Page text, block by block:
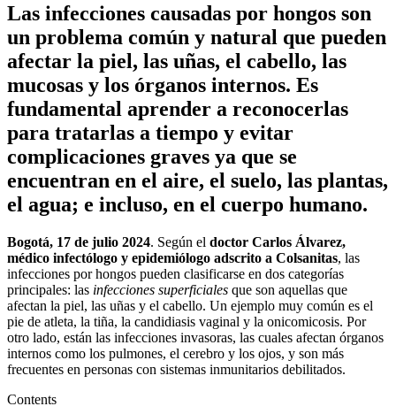
Las infecciones causadas por hongos son
un problema común y natural que pueden
afectar la piel, las uñas, el cabello, las
mucosas y los órganos internos. Es
fundamental aprender a reconocerlas
para tratarlas a tiempo y evitar
complicaciones graves ya que se
encuentran en el aire, el suelo, las plantas,
el agua; e incluso, en el cuerpo humano.
Bogotá, 17 de julio 2024. Según el doctor Carlos Álvarez,
médico infectólogo y epidemiólogo adscrito a Colsanitas, las
infecciones por hongos pueden clasificarse en dos categorías
principales: las infecciones superficiales que son aquellas que
afectan la piel, las uñas y el cabello. Un ejemplo muy común es el
pie de atleta, la tiña, la candidiasis vaginal y la onicomicosis. Por
otro lado, están las infecciones invasoras, las cuales afectan órganos
internos como los pulmones, el cerebro y los ojos, y son más
frecuentes en personas con sistemas inmunitarios debilitados.
Contents